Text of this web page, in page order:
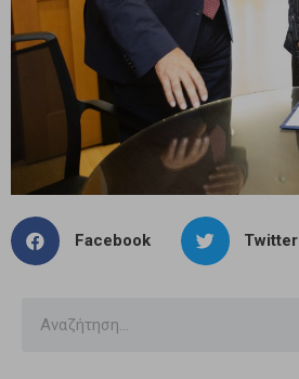
Facebook Twitter